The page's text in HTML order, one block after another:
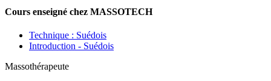
Cours enseigné chez MASSOTECH
Technique : Suédois
Introduction - Suédois
Massothérapeute